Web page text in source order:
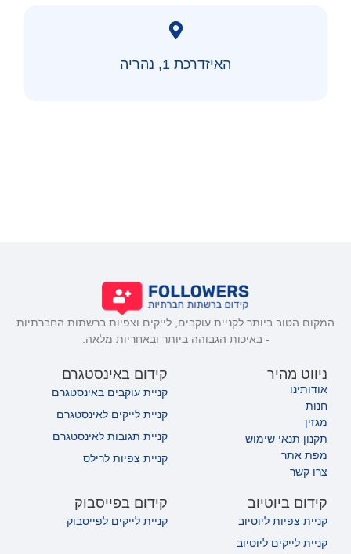
האיזדרכת 1, נהריה
המקום הטוב ביותר לקניית עוקבים, לייקים וצפיות ברשתות החברתיות
- באיכות הגבוהה ביותר ובאחריות מלאה.
ניווט מהיר
אודותינו
חנות
מגזין
תקנון תנאי שימוש
מפת אתר
צרו קשר
קידום באינסטגרם
קניית עוקבים באינסטגרם
קניית לייקים לאינסטגרם
קניית תגובות לאינסטגרם
קניית צפיות לרילס
קידום ביוטיוב
קניית צפיות ליוטיוב
קניית לייקים ליוטיוב
קידום בפייסבוק
קניית לייקים לפייסבוק